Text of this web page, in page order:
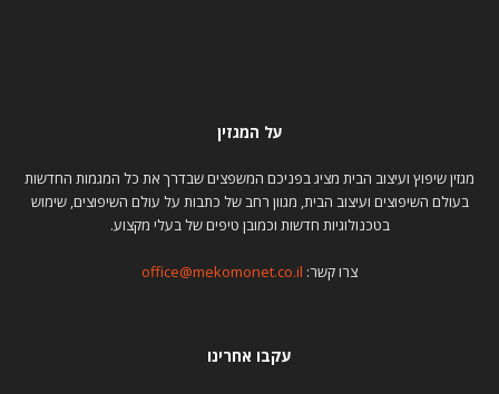
על המגזין
מגזין שיפוץ ועיצוב הבית מציג בפניכם המשפצים שבדרך את כל המגמות החדשות
בעולם השיפוצים ועיצוב הבית, מגוון רחב של כתבות על עולם השיפוצים, שימוש
בטכנולוגיות חדשות וכמובן טיפים של בעלי מקצוע.
צרו קשר: office@mekomonet.co.il
עקבו אחרינו